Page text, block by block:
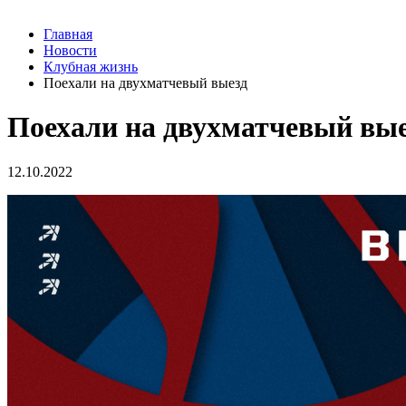
Главная
Новости
Клубная жизнь
Поехали на двухматчевый выезд
Поехали на двухматчевый
12.10.2022